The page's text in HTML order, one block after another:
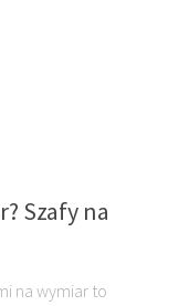
Szafy na
na wymiar to